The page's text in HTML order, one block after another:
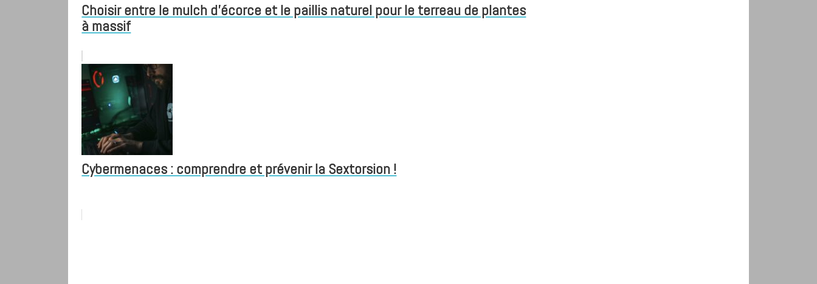
Choisir entre le mulch d’écorce et le paillis naturel pour le terreau de plantes
à massif
Cybermenaces : comprendre et prévenir la Sextorsion !